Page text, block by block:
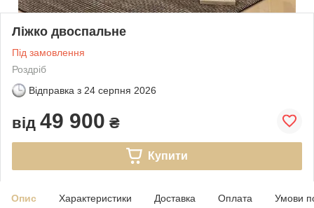
Ліжко двоспальне
Під замовлення
Роздріб
Відправка з 24 серпня 2026
від 49 900 ₴
Купити
Опис Характеристики Доставка Оплата Умови